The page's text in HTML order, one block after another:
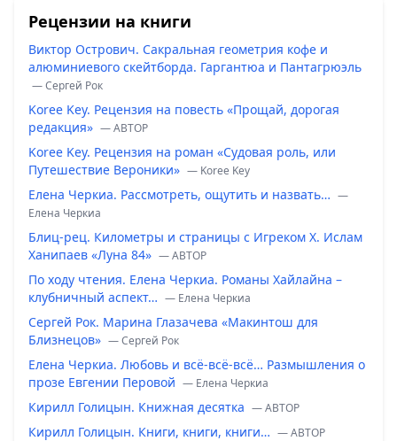
Рецензии на книги
Виктор Острович. Сакральная геометрия кофе и
алюминиевого скейтборда. Гаргантюа и Пантагрюэль
— Сергей Рок
Koree Key. Рецензия на повесть «Прощай, дорогая
редакция» — ABTOP
Koree Key. Рецензия на роман «Судовая роль, или
Путешествие Вероники» — Koree Key
Елена Черкиа. Рассмотреть, ощутить и назвать… —
Елена Черкиа
Блиц-рец. Километры и страницы с Игреком Х. Ислам
Ханипаев «Луна 84» — ABTOP
По ходу чтения. Елена Черкиа. Романы Хайлайна –
клубничный аспект… — Елена Черкиа
Сергей Рок. Марина Глазачева «Макинтош для
Близнецов» — Сергей Рок
Елена Черкиа. Любовь и всё-всё-всё… Размышления о
прозе Евгении Перовой — Елена Черкиа
Кирилл Голицын. Книжная десятка — ABTOP
Кирилл Голицын. Книги, книги, книги… — ABTOP